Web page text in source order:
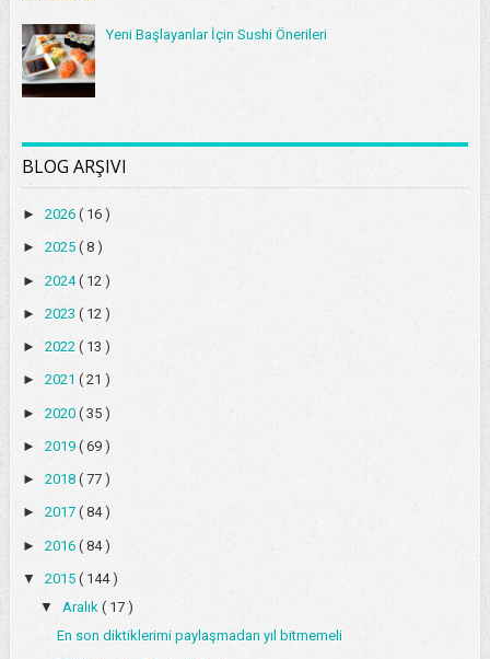
Yeni Başlayanlar İçin Sushi Önerileri
BLOG ARŞIVI
► 2026 ( 16 )
► 2025 ( 8 )
► 2024( 12 )
► 2023 ( 12 )
► 2022 ( 13 )
► 2021 ( 21 )
► 2020 ( 35 )
► 2019 ( 69 )
► 2018 ( 77 )
► 2017 ( 84 )
► 2016 ( 84 )
▼ 2015 ( 144 )
▼ Aralık ( 17 )
En son diktiklerimi paylaşmadan yıl bitmemeli